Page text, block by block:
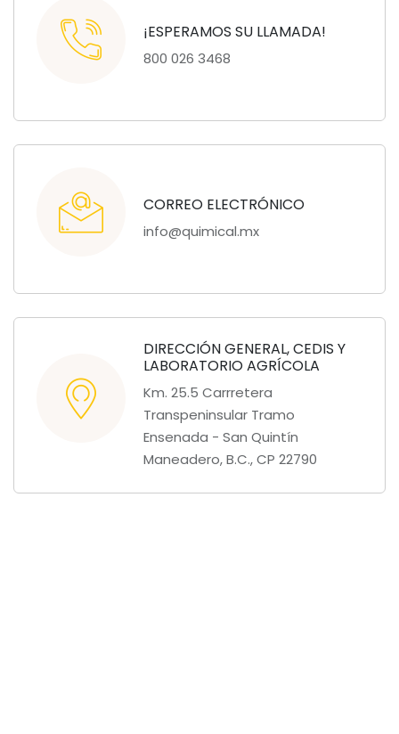
¡ESPERAMOS SU LLAMADA!
800 026 3468
CORREO ELECTRÓNICO
info@quimical.mx
DIRECCIÓN GENERAL, CEDIS Y
LABORATORIO AGRÍCOLA
Km. 25.5 Carrretera
Transpeninsular Tramo
Ensenada - San Quintín
Maneadero, B.C., CP 22790